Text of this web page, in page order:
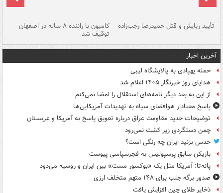
تأیید ربایش و قتل حمیدرضا رجب‌زاده کامیون با راننده ۸ ساله در اصفهان
توقیف شد
آخرین اخبار
حمله پهپادی به پالایشگاه لیبی
هدایای روز خبرنگار ۱۴۰۵ اعلام شد
از این به بعد دیگر نامه‌های استقلال را امضا نمی‌کنم
پاسخ معنادار هوافضای سپاه به تهدیدات آمریکایی‌ها
توضیحات جدید مقاومت عراق درباره تعویق پاسخ به آمریکا و عربستان
چمن دستگردی زیر کشت نمی‌رود
حدس بزنید ایران چه رنگی است؟
بازیکن سابق پرسپولیس به فجرسپاسی پیوست
پانه‌تا: آمریکا مثل یک «بوکسور مست» بین ایران و روسیه می‌دود
صدور برگه جلب برای ۱۴۸ متهم متخلف ارزی
ذخایر طلای چین افزایش یافت